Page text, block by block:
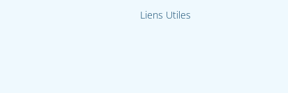
Liens Utiles